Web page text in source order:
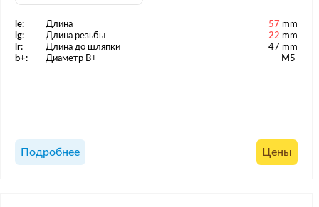
le: Длина 57 mm
lg:
Длина резьбы 22 mm
lr:
Длина до шляпки
47 mm
b+:
Диаметр B+ M5
Подробнее Цены